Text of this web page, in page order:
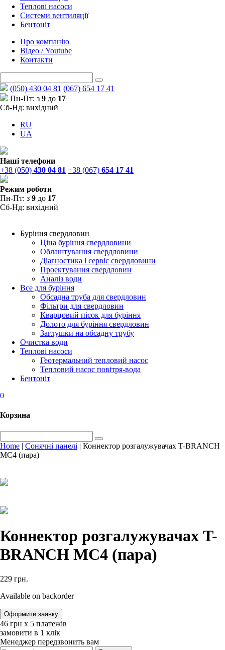
Теплові насоси
Системи вентиляції
Бентоніт
Про компанію
Відео / Youtube
Контакти
(050) 430 04 81 (067) 654 17 41
Пн-Пт: з 9 до 17
Сб-Нд: вихідний
RU
UA
Наші телефони
+38 (050) 430 04 81 +38 (067) 654 17 41
Режим роботи
Пн-Пт: з 9 до 17
Сб-Нд: вихідний
Буріння свердловин
Ціна буріння свердловини
Облаштування свердловини
Діагностика і сервіс свердловини
Проектування свердловин
Аналіз води
Все для буріння
Обсадна труба для свердловин
Фільтри для свердловин
Кварцовий пісок для буріння
Долото для буріння свердловин
Заглушки на обсадну трубу
Очистка води
Теплові насоси
Геотермальний тепловий насос
Тепловий насос повітря-вода
Бентоніт
0
Корзина
Home | Сонячні панелі | Коннектор розгалужувачах T-BRANCH
MC4 (пара)
Коннектор розгалужувачах T-
BRANCH MC4 (пара)
229 грн.
Available on backorder
Оформити заявку
46 ‎грн х 5 платежів
замовити в 1 клік
Менеджер передзвонить вам